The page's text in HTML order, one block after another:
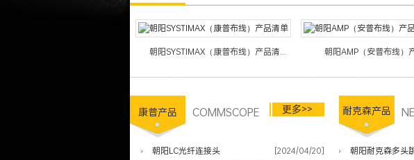
朝阳SYSTIMAX（康普布线）产品清... 朝阳AMP（安普布线）
康普产品 COMMSCOPE 更多>>
朝阳LC光纤连接头 [2024/04/20]
耐克森产品
朝阳耐克森多头